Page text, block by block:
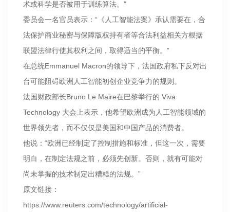
术或科学是否被用于训练算法。”
委员会一名官员表示：“《人工智能法案》承认需要在，合
法保护商业秘密与保障版权持有者等合法利益相关方根据
联盟法律行使其权利之间，取得适当的平衡。”
在总统Emmanuel Macron的领导下，法国政府私下反对出
台可能阻碍欧洲人工智能初创企业竞争力的规则。
法国财政部长Bruno Le Maire在巴黎举行的 Viva
Technology 大会上表示，他希望欧洲成为人工智能领域的
世界领先者，而不仅仅是美国和中国产品的消费者。
他说：“欧洲已经制定了控制措施和标准，但这一次，需要
明白，在制定法规之前，必须先创新。否则，就有可能对
尚未掌握的技术制定出糟糕的法规。”
原文链接：
https://www.reuters.com/technology/artificial-